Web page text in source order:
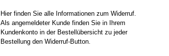
Hier finden Sie alle Informationen zum Widerruf.
Als angemeldeter Kunde finden Sie in Ihrem
Kundenkonto in der Bestellübersicht zu jeder
Bestellung den Widerruf-Button.